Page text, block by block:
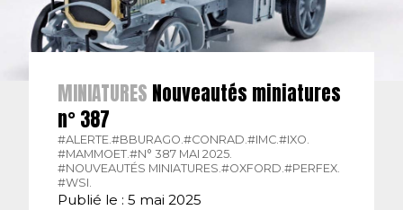
MINIATURES Nouveautés miniatures
n° 387
#ALERTE.#BBURAGO.#CONRAD.#IMC.#IXO.
#MAMMOET.#N° 387 MAI 2025.
#NOUVEAUTÉS MINIATURES.#OXFORD.#PERFEX.
#WSI.
Publié le : 5 mai 2025